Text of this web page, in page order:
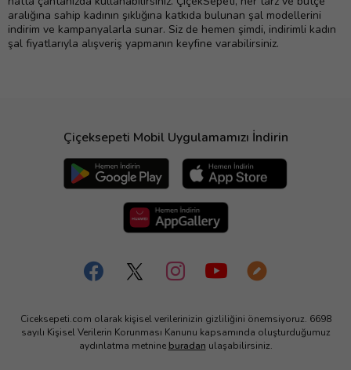
aralığına sahip kadının şıklığına katkıda bulunan şal modellerini
indirim ve kampanyalarla sunar. Siz de hemen şimdi, indirimli kadın
şal fiyatlarıyla alışveriş yapmanın keyfine varabilirsiniz.
Çiçeksepeti Mobil Uygulamamızı İndirin
Ciceksepeti.com olarak kişisel verilerinizin gizliliğini önemsiyoruz. 6698
sayılı Kişisel Verilerin Korunması Kanunu kapsamında oluşturduğumuz
aydınlatma metnine buradan ulaşabilirsiniz.